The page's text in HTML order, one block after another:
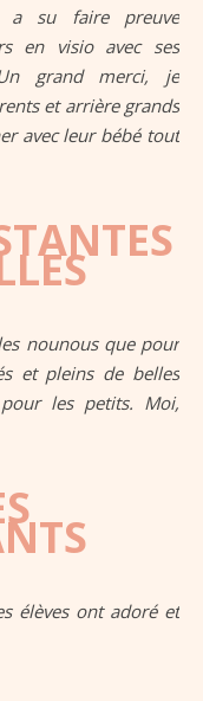
a su faire preuve
en visio avec ses
grand merci, je
et arrière grands
avec leur bébé tout
nounous que pour
et pleins de belles
les petits. Moi,
élèves ont adoré et